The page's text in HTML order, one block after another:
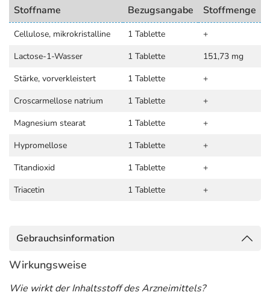
Stoffname Bezugsangabe Stoffmenge
Cellulose, mikrokristalline 1 Tablette
+
Lactose-1-Wasser
1 Tablette
151,73 mg
Stärke, vorverkleistert
1 Tablette
+
Croscarmellose natrium
1 Tablette
+
Magnesium stearat
1 Tablette
+
Hypromellose
1 Tablette
+
Titandioxid
1 Tablette
+
Triacetin
1 Tablette +
Gebrauchsinformation
Wirkungsweise
Wie wirkt der Inhaltsstoff des Arzneimittels?